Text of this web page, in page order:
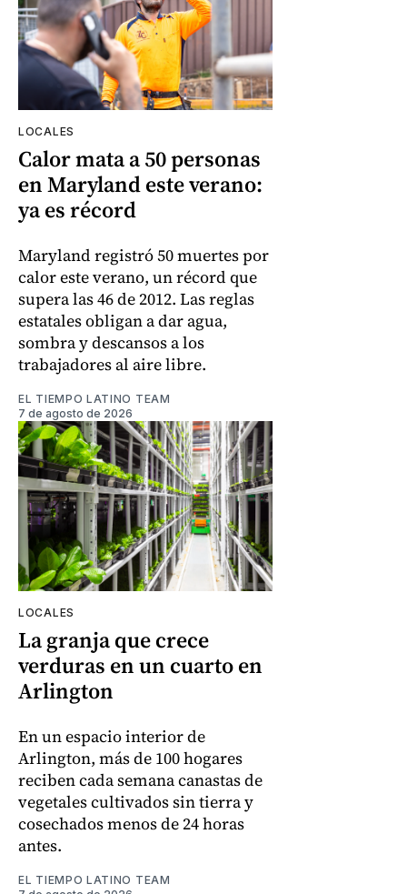
LOCALES
Calor mata a 50 personas
en Maryland este verano:
ya es récord
Maryland registró 50 muertes por
calor este verano, un récord que
supera las 46 de 2012. Las reglas
estatales obligan a dar agua,
sombra y descansos a los
trabajadores al aire libre.
EL TIEMPO LATINO TEAM
7 de agosto de 2026
LOCALES
La granja que crece
verduras en un cuarto en
Arlington
En un espacio interior de
Arlington, más de 100 hogares
reciben cada semana canastas de
vegetales cultivados sin tierra y
cosechados menos de 24 horas
antes.
EL TIEMPO LATINO TEAM